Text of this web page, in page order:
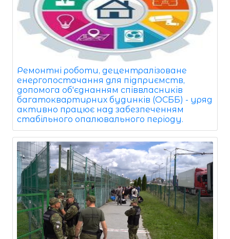
Ремонтні роботи, децентралізоване
енергопостачання для підприємств,
допомога об'єднанням співвласників
багатоквартирних будинків (ОСББ) - уряд
активно працює над забезпеченням
стабільного опалювального періоду.